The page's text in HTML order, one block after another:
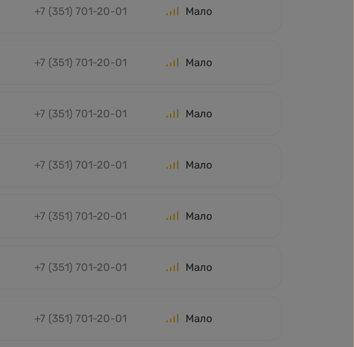
+7 (351) 701-20-01 Мало
+7 (351) 701-20-01 Мало
+7 (351) 701-20-01 Мало
+7 (351) 701-20-01 Мало
+7 (351) 701-20-01 Мало
+7 (351) 701-20-01 Мало
+7 (351) 701-20-01 Мало